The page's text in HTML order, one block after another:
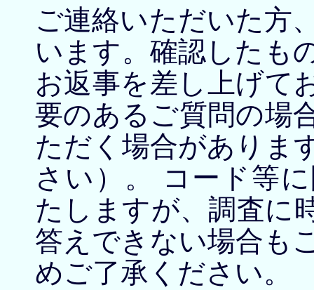
ご連絡いただいた方
います。確認したも
お返事を差し上げて
要のあるご質問の場
ただく場合がありま
さい）。 コード等
たしますが、調査に
答えできない場合も
めご了承ください。